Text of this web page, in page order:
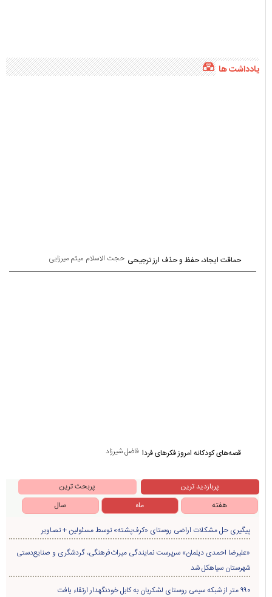
یادداشت ها
حجت الاسلام میثم میرزایی حماقت ایجاد، حفظ و حذف ارز ترجیحی
فاضل شیرزاد قصه‌های کودکانه امروز فکرهای فردا
پربازدید ترین
پربحث ترین
هفته
ماه سال
پیگیری حل مشکلات اراضی روستای «کرف‌پشته» توسط مسئولین + تصاویر
«علیرضا احمدی دیلمان» سرپرست نمایندگی میراث‌فرهنگی، گردشگری و صنایع‌دستی
شهرستان سیاهکل شد
۹۹۰ متر از شبکه سیمی روستای لشکریان به کابل خودنگهدار ارتقاء یافت